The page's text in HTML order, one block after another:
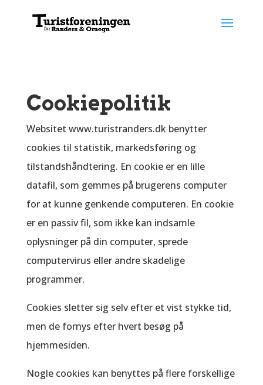
Cookiepolitik
Websitet www.turistranders.dk benytter
cookies til statistik, markedsføring og
tilstandshåndtering. En cookie er en lille
datafil, som gemmes på brugerens computer
for at kunne genkende computeren. En cookie
er en passiv fil, som ikke kan indsamle
oplysninger på din computer, sprede
computervirus eller andre skadelige
programmer.
Cookies sletter sig selv efter et vist stykke tid,
men de fornys efter hvert besøg på
hjemmesiden.
Nogle cookies kan benyttes på flere forskellige